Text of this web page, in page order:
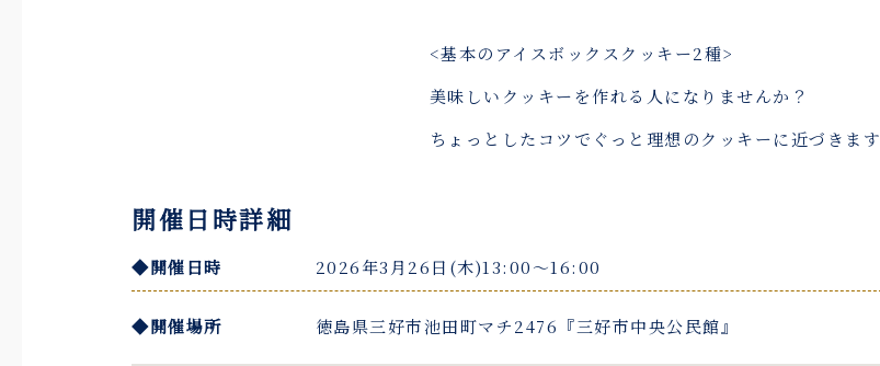
<基本のアイスボックスクッキー2種>
美味しいクッキーを作れる人になりませんか？
ちょっとしたコツでぐっと理想のクッキーに近づきます
開催日時詳細
◆開催日時 2026年3月26日(木)13:00〜16:00
◆開催場所 徳島県三好市池田町マチ2476『三好市中央公民館』